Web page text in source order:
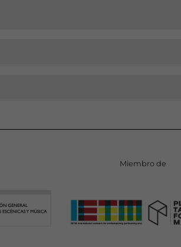
Miembro de